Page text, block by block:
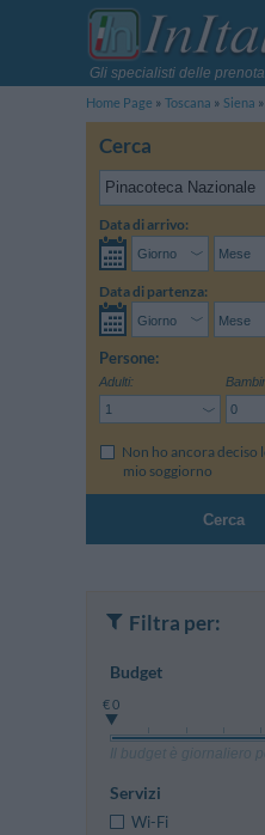
Gli specialisti delle
Home Page
Toscana Siena
Cerca
Data di arrivo:
Data di partenza:
Persone:
Adulti:
Non ho ancora deciso
mio soggiorno
Cerca
Filtra per:
Budget
€ 0
Il budget è giornaliero
Servizi
Wi-Fi